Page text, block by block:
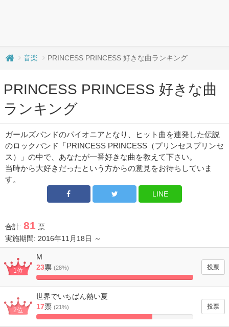
音楽 PRINCESS PRINCESS 好きな曲ランキング
PRINCESS PRINCESS 好きな曲
ランキング
ガールズバンドのパイオニアとなり、ヒット曲を連発した伝説
のロックバンド「PRINCESS PRINCESS（プリンセスプリンセ
ス）」の中で、あなたが一番好きな曲を教えて下さい。
当時から大好きだったという方からの意見をお待ちしていま
す。
LINE
合計: 81 票
実施期間: 2016年11月18日 ～
1位
M
23票 (28%)
100%
2位
世界でいちばん熱い夏
17票 (21%)
73.913043478261%